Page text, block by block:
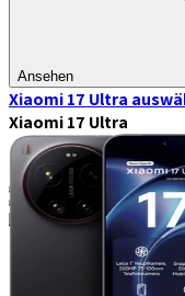
Ansehen
Xiaomi 17 Ultra
Xiaomi 17 Ultra